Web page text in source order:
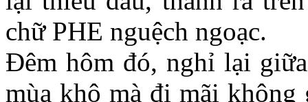
chữ PHE nguệch ngoạc.
Đêm hôm đó, nghỉ lại
mùa khô mà đi mãi không